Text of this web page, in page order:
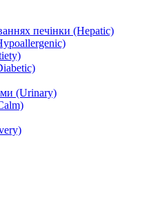
печінки (Hepatic)
(Urinary)